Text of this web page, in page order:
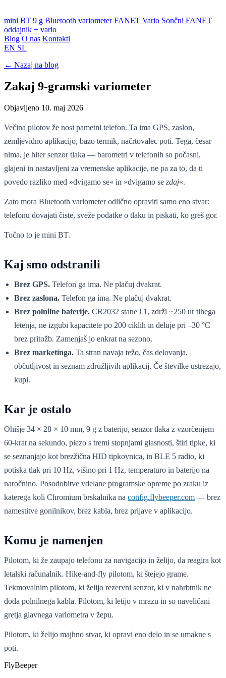
mini BT 9 g Bluetooth variometer FANET Vario Sončni FANET
oddajnik + vario
Blog O nas Kontakti
EN SL
← Nazaj na blog
Zakaj 9-gramski variometer
Objavljeno 10. maj 2026
Večina pilotov že nosi pametni telefon. Ta ima GPS, zaslon,
zemljevidno aplikacijo, bazo termik, načrtovalec poti. Tega, česar
nima, je hiter senzor tlaka — barometri v telefonih so počasni,
glajeni in nastavljeni za vremenske aplikacije, ne pa za to, da ti
povedo razliko med »dvigamo se« in »dvigamo se zdaj«.
Zato mora Bluetooth variometer odlično opraviti samo eno stvar:
telefonu dovajati čiste, sveže podatke o tlaku in piskati, ko greš gor.
Točno to je mini BT.
Kaj smo odstranili
Brez GPS. Telefon ga ima. Ne plačuj dvakrat.
Brez zaslona. Telefon ga ima. Ne plačuj dvakrat.
Brez polnilne baterije. CR2032 stane €1, zdrži ~250 ur tihega
letenja, ne izgubi kapacitete po 200 ciklih in deluje pri –30 °C
brez pritožb. Zamenjaš jo enkrat na sezono.
Brez marketinga. Ta stran navaja težo, čas delovanja,
občutljivost in seznam združljivih aplikacij. Če številke ustrezajo,
kupi.
Kar je ostalo
Ohišje 34 × 28 × 10 mm, 9 g z baterijo, senzor tlaka z vzorčenjem
60-krat na sekundo, piezo s tremi stopnjami glasnosti, štiri tipke, ki
se seznanjajo kot brezžična HID tipkovnica, in BLE 5 radio, ki
potiska tlak pri 10 Hz, višino pri 1 Hz, temperaturo in baterijo na
naročnino. Posodobitve vdelane programske opreme po zraku iz
katerega koli Chromium brskalnika na config.flybeeper.com — brez
namestitve gonilnikov, brez kabla, brez prijave v aplikacijo.
Komu je namenjen
Pilotom, ki že zaupajo telefonu za navigacijo in želijo, da reagira kot
letalski računalnik. Hike-and-fly pilotom, ki štejejo grame.
Tekmovalnim pilotom, ki želijo rezervni senzor, ki v nahrbtnik ne
doda polnilnega kabla. Pilotom, ki letijo v mrazu in so naveličani
gretja glavnega variometra v žepu.
Pilotom, ki želijo majhno stvar, ki opravi eno delo in se umakne s
poti.
FlyBeeper